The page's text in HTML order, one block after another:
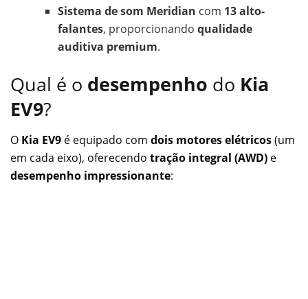
Sistema de som Meridian com 13 alto-
falantes, proporcionando qualidade
auditiva premium.
Qual é o desempenho do Kia
EV9?
O Kia EV9 é equipado com dois motores elétricos(um
em cada eixo), oferecendo tração integral (AWD) e
desempenho impressionante: